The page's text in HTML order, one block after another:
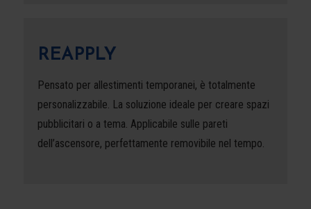
REAPPLY
Pensato per allestimenti temporanei, è totalmente
personalizzabile. La soluzione ideale per creare spazi
pubblicitari o a tema. Applicabile sulle pareti
dell’ascensore, perfettamente removibile nel tempo.